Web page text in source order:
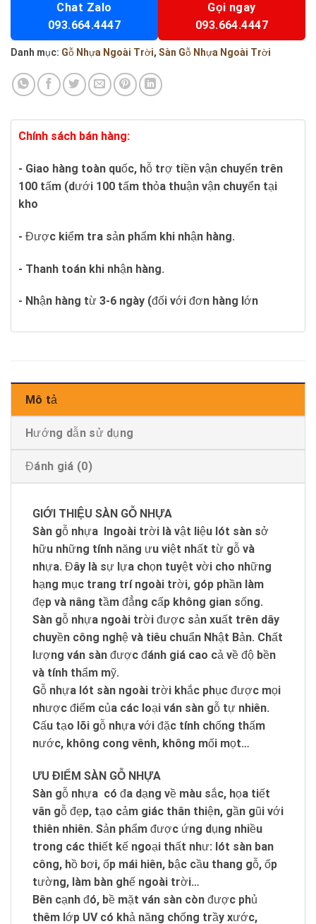
Chat Zalo
093.664.4447
Gọi ngay
093.664.4447
Danh mục: Gỗ Nhựa Ngoài Trời, Sàn Gỗ Nhựa Ngoài Trời
Chính sách bán hàng:
- Giao hàng toàn quốc, hỗ trợ tiền vận chuyển trên
100 tấm (dưới 100 tấm thỏa thuận vận chuyển tại
kho
- Được kiểm tra sản phẩm khi nhận hàng.
- Thanh toán khi nhận hàng.
- Nhận hàng từ 3-6 ngày (đối với đơn hàng lớn
Mô tả
Đánh giá (0)
Hướng dẫn sử dụng
GIỚI THIỆU SÀN GỖ NHỰA
Sàn gỗ nhựa lngoài trời là vật liệu lót sàn sở
hữu những tính năng ưu việt nhất từ gỗ và
nhựa. Đây là sự lựa chọn tuyệt vời cho những
hạng mục trang trí ngoài trời, góp phần làm
đẹp và nâng tầm đẳng cấp không gian sống.
Sàn gỗ nhựa ngoài trời được sản xuất trên dây
chuyền công nghệ và tiêu chuẩn Nhật Bản. Chất
lượng ván sàn được đánh giá cao cả về độ bền
và tính thẩm mỹ.
Gỗ nhựa lót sàn ngoài trời khắc phục được mọi
nhược điểm của các loại ván sàn gỗ tự nhiên.
Cấu tạo lõi gỗ nhựa với đặc tính chống thấm
nước, không cong vênh, không mối mọt…
ƯU ĐIỂM SÀN GỖ NHỰA
Sàn gỗ nhựa có đa dạng về màu sắc, họa tiết
vân gỗ đẹp, tạo cảm giác thân thiện, gần gũi với
thiên nhiên. Sản phẩm được ứng dụng nhiều
trong các thiết kế ngoại thất như: lót sàn ban
công, hồ bơi, ốp mái hiên, bậc cầu thang gỗ, ốp
tường, làm bàn ghế ngoài trời…
Bên cạnh đó, bề mặt ván sàn còn được phủ
thêm lớp UV có khả năng chống trầy xước,